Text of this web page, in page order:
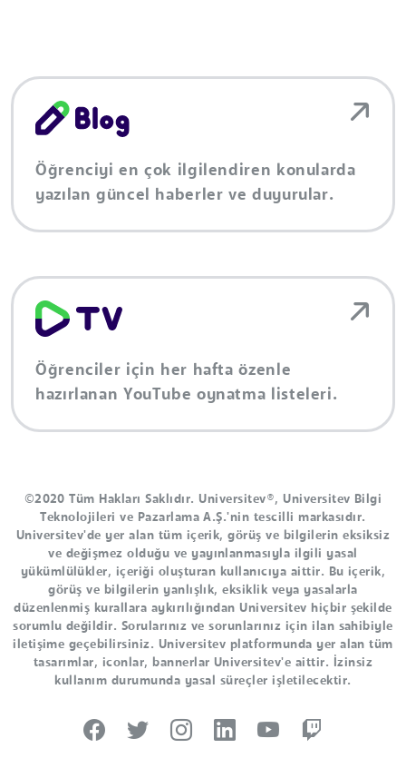
Öğrenciyi en çok ilgilendiren konularda
yazılan güncel haberler ve duyurular.
Öğrenciler için her hafta özenle
hazırlanan YouTube oynatma listeleri.
©2020 Tüm Hakları Saklıdır. Universitev®, Universitev Bilgi
Teknolojileri ve Pazarlama A.Ş.'nin tescilli markasıdır.
Universitev'de yer alan tüm içerik, görüş ve bilgilerin eksiksiz
ve değişmez olduğu ve yayınlanmasıyla ilgili yasal
yükümlülükler, içeriği oluşturan kullanıcıya aittir. Bu içerik,
görüş ve bilgilerin yanlışlık, eksiklik veya yasalarla
düzenlenmiş kurallara aykırılığından Universitev hiçbir şekilde
sorumlu değildir. Sorularınız ve sorunlarınız için ilan sahibiyle
iletişime geçebilirsiniz. Universitev platformunda yer alan tüm
tasarımlar, iconlar, bannerlar Universitev'e aittir. İzinsiz
kullanım durumunda yasal süreçler işletilecektir.